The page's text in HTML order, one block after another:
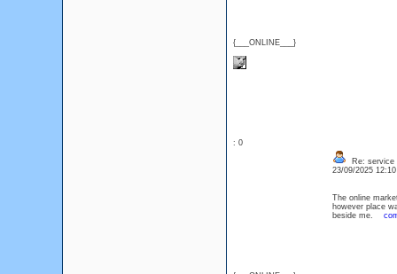
{___ONLINE___}
: 0
Re: service
23/09/2025
The online
however place
beside me.